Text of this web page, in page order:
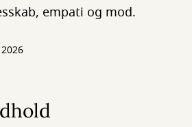
empati og mod.